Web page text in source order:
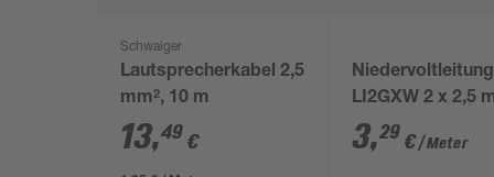
Schwaiger
Lautsprecherkabel 2,5
mm², 10 m
13,49 €
Niedervoltleitung
LI2GXW 2 x 2,5
3,29 €/ Meter